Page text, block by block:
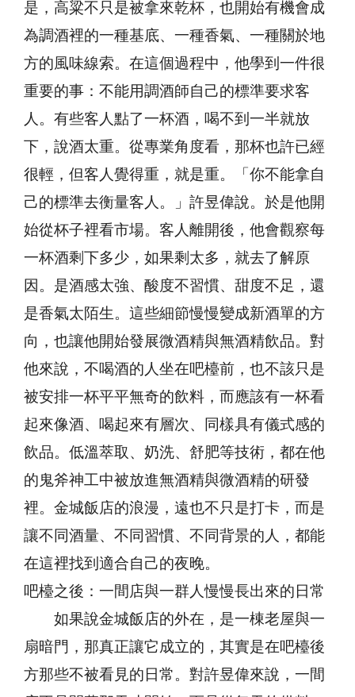
是，高粱不只是被拿來乾杯，也開始有機會成
為調酒裡的一種基底、一種香氣、一種關於地
方的風味線索。在這個過程中，他學到一件很
重要的事：不能用調酒師自己的標準要求客
人。有些客人點了一杯酒，喝不到一半就放
下，說酒太重。從專業角度看，那杯也許已經
很輕，但客人覺得重，就是重。「你不能拿自
己的標準去衡量客人。」許昱偉說。於是他開
始從杯子裡看市場。客人離開後，他會觀察每
一杯酒剩下多少，如果剩太多，就去了解原
因。是酒感太強、酸度不習慣、甜度不足，還
是香氣太陌生。這些細節慢慢變成新酒單的方
向，也讓他開始發展微酒精與無酒精飲品。對
他來說，不喝酒的人坐在吧檯前，也不該只是
被安排一杯平平無奇的飲料，而應該有一杯看
起來像酒、喝起來有層次、同樣具有儀式感的
飲品。低溫萃取、奶洗、舒肥等技術，都在他
的鬼斧神工中被放進無酒精與微酒精的研發
裡。金城飯店的浪漫，遠也不只是打卡，而是
讓不同酒量、不同習慣、不同背景的人，都能
在這裡找到適合自己的夜晚。
吧檯之後：一間店與一群人慢慢長出來的日常
如果說金城飯店的外在，是一棟老屋與一
扇暗門，那真正讓它成立的，其實是在吧檯後
方那些不被看見的日常。對許昱偉來說，一間